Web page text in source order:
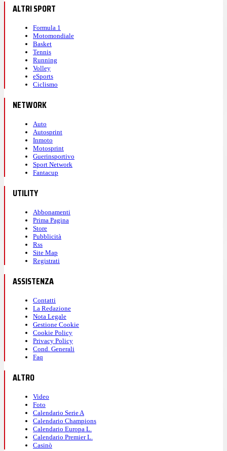
ALTRI SPORT
Formula 1
Motomondiale
Basket
Tennis
Running
Volley
eSports
Ciclismo
NETWORK
Auto
Autosprint
Inmoto
Motosprint
Guerinsportivo
Sport Network
Fantacup
UTILITY
Abbonamenti
Prima Pagina
Store
Pubblicità
Rss
Site Map
Registrati
ASSISTENZA
Contatti
La Redazione
Nota Legale
Gestione Cookie
Cookie Policy
Privacy Policy
Cond. Generali
Faq
ALTRO
Video
Foto
Calendario Serie A
Calendario Champions
Calendario Europa L.
Calendario Premier L.
Casinò